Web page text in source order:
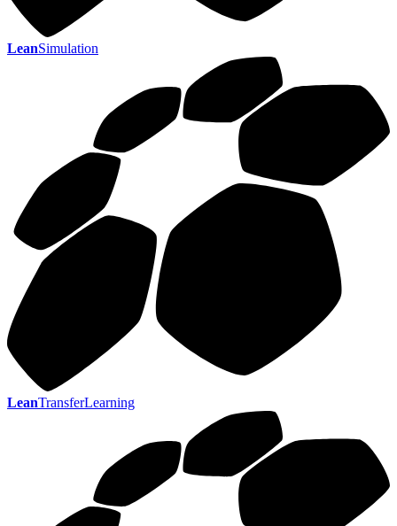
LeanSimulation
LeanTransferLearning